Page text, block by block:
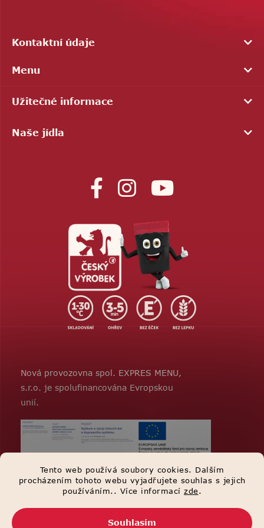
Tento web používá soubory cookies. Dalším
procházením tohoto webu vyjadřujete souhlas s jejich
používáním.. Více informací zde.
Souhlasím
Kontaktní údaje
Menu
Užitečné informace
Naše jídla
Nová provozovna spol. EXPRES MENU,
s.r.o. je spolufinancována Evropskou
unií.